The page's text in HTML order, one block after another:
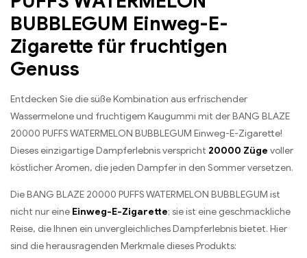
BUBBLEGUM Einweg-E-
Zigarette für fruchtigen
Genuss
Entdecken Sie die süße Kombination aus erfrischender
Wassermelone und fruchtigem Kaugummi mit der BANG BLAZE
20000 PUFFS WATERMELON BUBBLEGUM Einweg-E-Zigarette!
Dieses einzigartige Dampferlebnis verspricht 20000 Züge voller
köstlicher Aromen, die jeden Dampfer in den Sommer versetzen.
Die BANG BLAZE 20000 PUFFS WATERMELON BUBBLEGUM ist
nicht nur eine Einweg-E-Zigarette; sie ist eine geschmackliche
Reise, die Ihnen ein unvergleichliches Dampferlebnis bietet. Hier
sind die herausragenden Merkmale dieses Produkts: